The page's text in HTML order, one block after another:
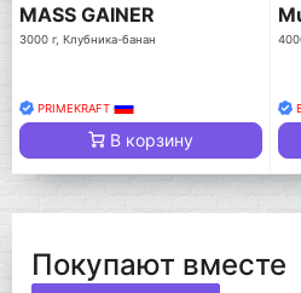
MASS GAINER
3000 г, Клубника-банан
PRIMEKRAFT
В корзину
Покупают вместе